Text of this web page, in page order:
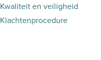
Kwaliteit en veiligheid
Klachtenprocedure